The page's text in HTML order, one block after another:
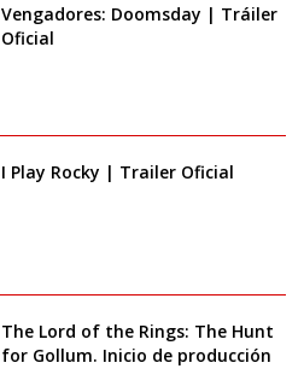
Vengadores: Doomsday | Tráiler
Oficial
I Play Rocky | Trailer Oficial
The Lord of the Rings: The Hunt
for Gollum. Inicio de producción